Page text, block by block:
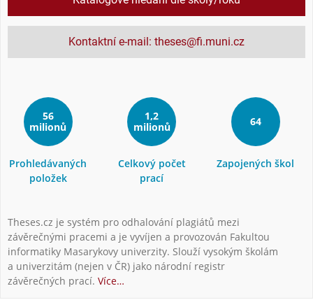
Kontaktní e-mail: theses@fi.muni.cz
56
milionů
Prohledávaných
položek
1,2
milionů
Celkový počet
prací
64
Zapojených škol
Theses.cz je systém pro odhalování plagiátů mezi
závěrečnými pracemi a je vyvíjen a provozován Fakultou
informatiky Masarykovy univerzity. Slouží vysokým školám
a univerzitám (nejen v ČR) jako národní registr
závěrečných prací. Více…